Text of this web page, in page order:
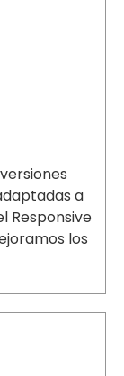
versiones
a
Responsive
los